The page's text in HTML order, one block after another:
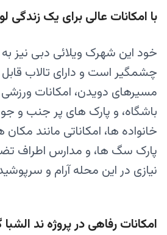
با امکانات عالی برای یک زندگی
خود این شهرک ویلائی دبی نیز به
چشمگیر است و دارای تالاب
مسیرهای دویدن، امکانات
باشگاه، و پارک های پر جنب و
خانواده‌ ها، امکاناتی مانند
پارک سگ‌ ها، و مدارس اطراف
نیازی در این محله آرام و
امکانات رفاهی در پروژه ند الشبا